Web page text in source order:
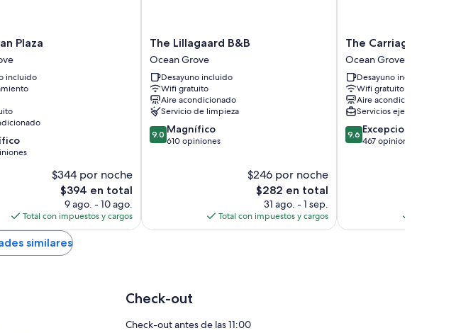
Plaza
incluido
$344 por noche
El
precio
actual
es
de
$394
$394 en total
9 ago. - 10 ago.
Total con impuestos y cargos
The
Lillagaard
B&B
Ocean
Grove
The Lillagaard B&B
Ocean Grove
Desayuno incluido
Wifi gratuito
Aire acondicionado
Servicio de limpieza
9.0
de
9.0 Magnífico
610 opiniones
$246 por noche
El
precio
actual
es
$282 en total
31 ago. - 1 sep.
Total con impuestos y cargos
The
Carriage
House
B&B
Ocean
Grove
The Carriage House
Ocean Grove
Desayuno incluido
Wifi gratuito
Aire acondicionado
Servicios ejecutivos
9.6
de
9.6 Excepcional
467 opiniones
similares
Check-out
Check-out antes de las 11:00